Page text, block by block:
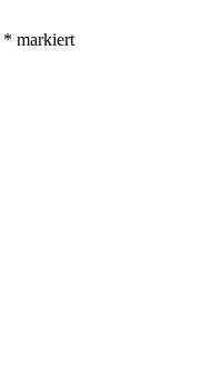
* markiert